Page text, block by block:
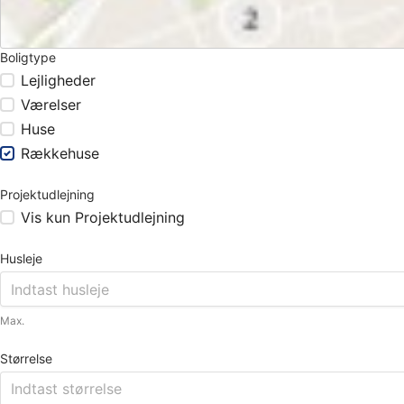
Boligtype
Lejligheder
Værelser
Huse
Rækkehuse
Projektudlejning
Vis kun Projektudlejning
Husleje
Max.
Størrelse